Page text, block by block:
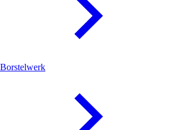
Borstelwerk